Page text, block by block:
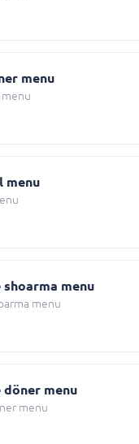
menu
menu
menu
menu
menu
menu